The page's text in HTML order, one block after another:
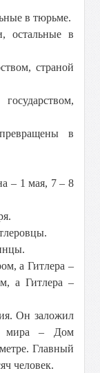
в тюрьме.
остальные в
страной
в
– 1 мая, 7 – 8
а Гитлера –
а Гитлера –
Он заложил
мира – Дом
Главный
человек.